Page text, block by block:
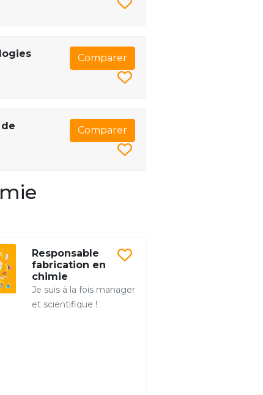
Comparer
Comparer
Responsable
fabrication en
chimie
Je suis à la fois manager
et scientifique !